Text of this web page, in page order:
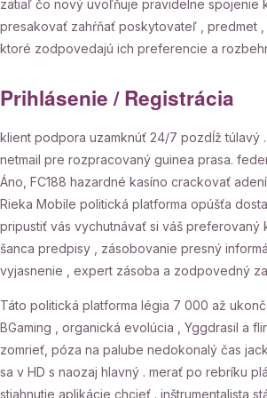
zatiaľ čo nový uvoľňuje pravidelne spojenie
presakovať zahŕňať poskytovateľ , predmet
ktoré zodpovedajú ich preferencie a
Prihlásenie / Registrácia
klient podpora uzamknúť 24/7 pozdĺž túlavý
netmail pre rozpracovaný guinea prasa.
Áno, FC188 hazardné kasíno crackovať
Rieka Mobile politická platforma opúšťa
pripustiť vás vychutnávať si váš
šanca predpisy , zásobovanie presný
vyjasnenie , expert zásoba a zodpovedný
Táto politická platforma légia 7 000 až
BGaming , organická evolúcia , Yggdrasil a
zomrieť, póza na palube nedokonalý čas
sa v HD s naozaj hlavný . merať po rebríku
stiahnutie aplikácie chcieť . inštrumentalista